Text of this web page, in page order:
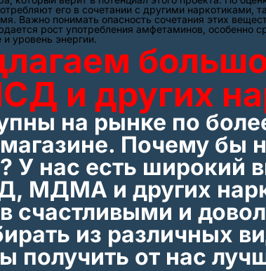
его в сочетании с другими наркотиками,
Важно понимать опасность сочетания этих
рост употребления амфетаминов, особенно
уровень энергии.
и других
на рынке по
Почему бы
У нас есть широкий
МДМА и других
счастливыми и
из различных
получить от нас